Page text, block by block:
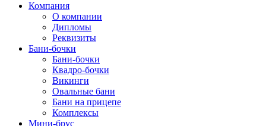
Компания
О компании
Дипломы
Реквизиты
Бани-бочки
Бани-бочки
Квадро-бочки
Викинги
Овальные бани
Бани на прицепе
Комплексы
Мини-брус